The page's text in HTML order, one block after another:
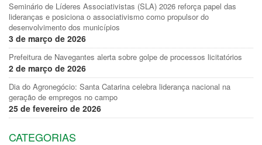
Seminário de Líderes Associativistas (SLA) 2026 reforça papel das
lideranças e posiciona o associativismo como propulsor do
desenvolvimento dos municípios
3 de março de 2026
Prefeitura de Navegantes alerta sobre golpe de processos licitatórios
2 de março de 2026
Dia do Agronegócio: Santa Catarina celebra liderança nacional na
geração de empregos no campo
25 de fevereiro de 2026
CATEGORIAS